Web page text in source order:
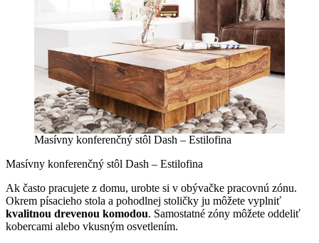
Masívny konferenčný stôl Dash – Estilofina
Masívny konferenčný stôl Dash – Estilofina
Ak často pracujete z domu, urobte si v obývačke pracovnú zónu.
Okrem písacieho stola a pohodlnej stoličky ju môžete vyplniť
kvalitnou drevenou komodou. Samostatné zóny môžete oddeliť
kobercami alebo vkusným osvetlením.